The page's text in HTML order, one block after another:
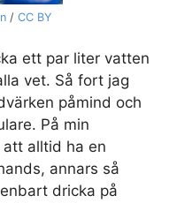
/ CC BY
ett par liter vatten
vet. Så fort jag
påmind och
På min
alltid ha en
annars så
dricka på